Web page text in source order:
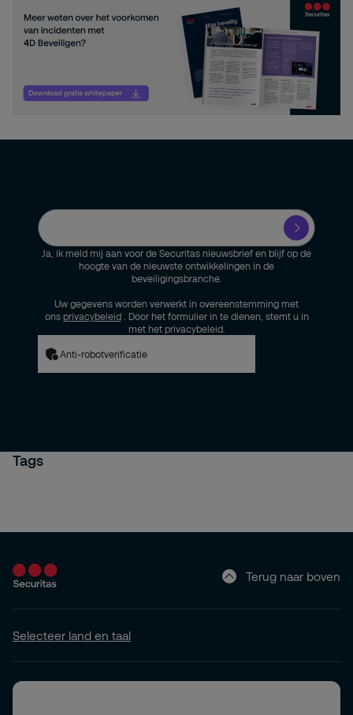
Ja, ik meld mij aan voor de Securitas nieuwsbrief en blijf op de
hoogte van de nieuwste ontwikkelingen in de
beveiligingsbranche.
Uw gegevens worden verwerkt in overeenstemming met
ons privacybeleid
. Door het formulier in te dienen, stemt u in
met het privacybeleid.
Anti-robotverificatie
Tags
Terug naar boven
Selecteer land en taal